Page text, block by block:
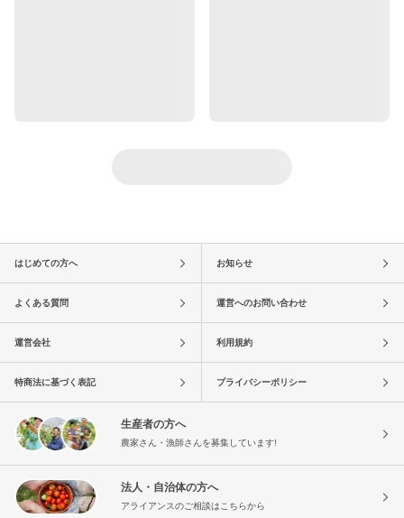
はじめての方へ お知らせ
よくある質問 運営へのお問い合わせ
運営会社 利用規約
特商法に基づく表記 プライバシーポリシー
生産者の方へ
農家さん・漁師さんを募集しています!
法人・自治体の方へ
アライアンスのご相談はこちらから